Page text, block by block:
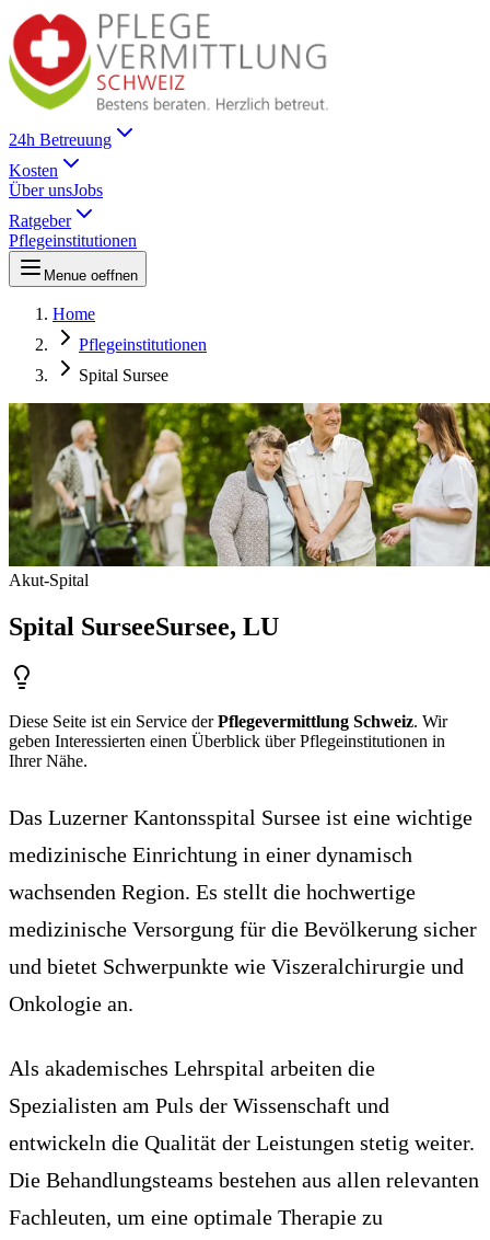
24h Betreuung
Kosten
Über unsJobs
Ratgeber
Pflegeinstitutionen
Menue oeffnen
Home
Pflegeinstitutionen
Spital Sursee
Akut-Spital
Spital SurseeSursee, LU
Diese Seite ist ein Service derPflegevermittlung Schweiz. Wir
geben Interessierten einen Überblick über Pflegeinstitutionen in
Ihrer Nähe.
Das Luzerner Kantonsspital Sursee ist eine wichtige
medizinische Einrichtung in einer dynamisch
wachsenden Region. Es stellt die hochwertige
medizinische Versorgung für die Bevölkerung sicher
und bietet Schwerpunkte wie Viszeralchirurgie und
Onkologie an.
Als akademisches Lehrspital arbeiten die
Spezialisten am Puls der Wissenschaft und
entwickeln die Qualität der Leistungen stetig weiter.
Die Behandlungsteams bestehen aus allen relevanten
Fachleuten, um eine optimale Therapie zu